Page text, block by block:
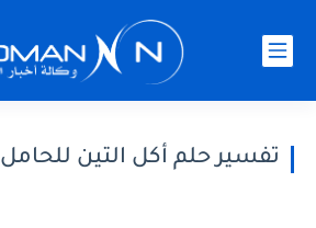
تفسير حلم أكل التين للحامل